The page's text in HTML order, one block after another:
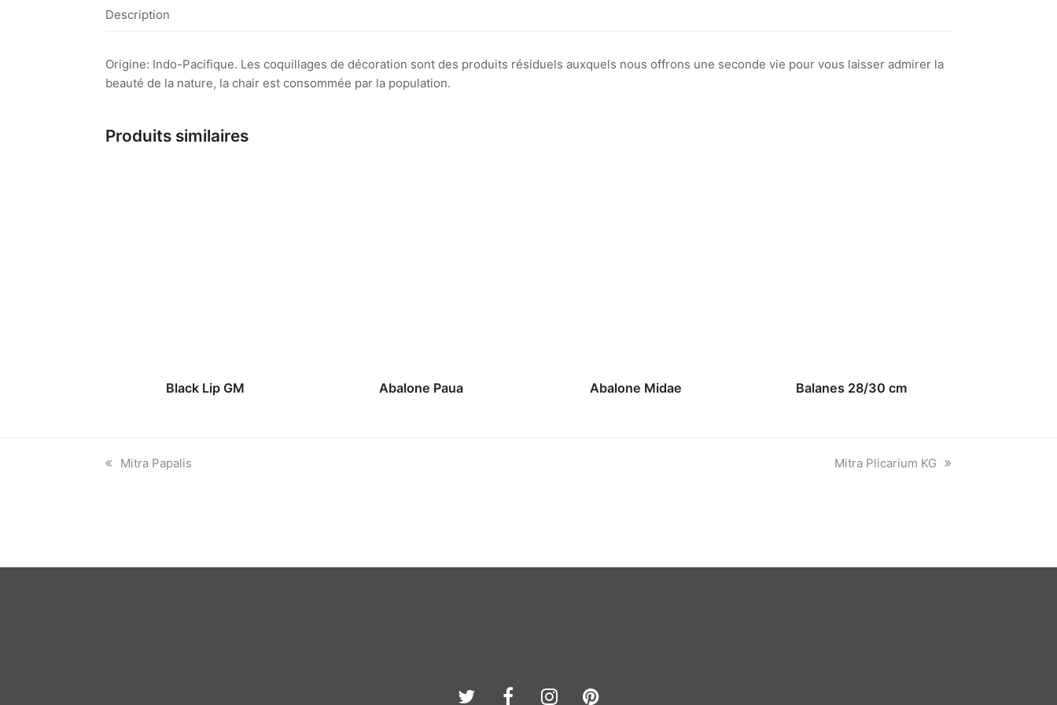
Description
Origine: Indo-Pacifique. Les coquillages de décoration sont des produits résiduels auxquels nous offrons une seconde vie pour vous laisser admirer la
beauté de la nature, la chair est consommée par la population.
Produits similaires
Black Lip GM Abalone Paua Abalone Midae Balanes 28/30 cm
previous
Mitra Papalis
next
Mitra Plicarium KG
TwitterFacebook
Instagram
Pinterest